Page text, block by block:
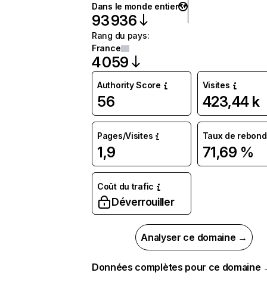
Dans le monde entier
93 936
Rang du pays:
France
4 059
Authority Score
56
Visites
423,44 k
Pages/Visites
1,9
Taux de rebond
71,69 %
Coût du trafic
Déverrouiller
Analyser ce domaine →
Données complètes pour ce domaine